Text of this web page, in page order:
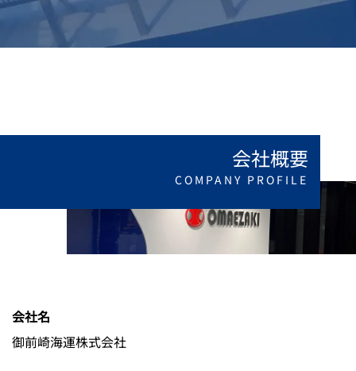
会社概要
COMPANY PROFILE
会社名
御前崎海運株式会社